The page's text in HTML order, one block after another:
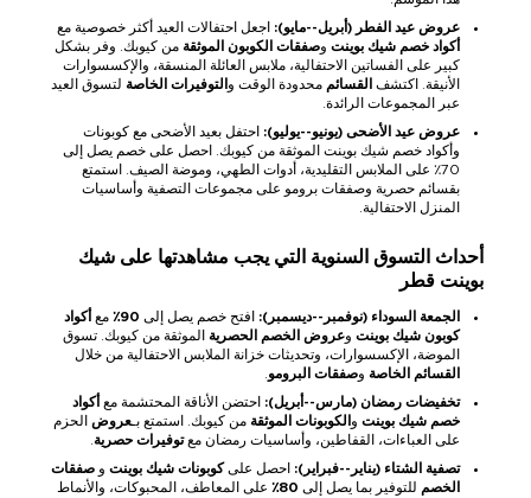
عروض عيد الفطر (أبريل--مايو): اجعل احتفالات العيد أكثر خصوصية مع
أكواد خصم شيك بوينت وصفقات الكوبون الموثقة من كيوبك. وفر بشكل
كبير على الفساتين الاحتفالية، ملابس العائلة المنسقة، والإكسسوارات
الأنيقة. اكتشف القسائم محدودة الوقت و التوفيرات الخاصة لتسوق العيد
عبر المجموعات الرائدة.
عروض عيد الأضحى (يونيو--يوليو): احتفل بعيد الأضحى مع كوبونات
وأكواد خصم شيك بوينت الموثقة من كيوبك. احصل على خصم يصل إلى
70٪ على الملابس التقليدية، أدوات الطهي، وموضة الصيف. استمتع
بقسائم حصرية وصفقات برومو على مجموعات التصفية وأساسيات
المنزل الاحتفالية.
أحداث التسوق السنوية التي يجب مشاهدتها على شيك
بوينت قطر
الجمعة السوداء (نوفمبر--ديسمبر): افتح خصم يصل إلى 90٪ مع أكواد
كوبون شيك بوينت وعروض الخصم الحصرية الموثقة من كيوبك. تسوق
الموضة، الإكسسوارات، وتحديثات خزانة الملابس الاحتفالية من خلال
القسائم الخاصة وصفقات البرومو
تخفيضات رمضان (مارس--أبريل): احتضن الأناقة المحتشمة مع أكواد
خصم شيك بوينت و الكوبونات الموثقة من كيوبك. استمتع بـعروض الحزم
على العباءات، القفاطين، وأساسيات رمضان معتوفيرات حصرية
تصفية الشتاء (يناير--فبراير): احصل علىكوبونات شيك بوينت و صفقات
الخصم للتوفير بما يصل إلى 80٪
على المعاطف، المحبوكات، والأنماط